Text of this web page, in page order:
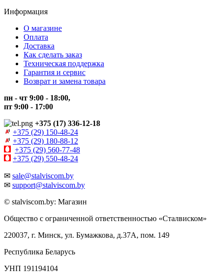
Информация
О магазине
Оплата
Доставка
Как сделать заказ
Техническая поддержка
Гарантия и сервис
Возврат и замена товара
пн - чт 9:00 - 18:00,
пт 9:00 - 17:00
+375 (17) 336-12-18
+375 (29) 150-48-24
+375 (29) 180-88-12
+375 (29) 560-77-48
+375 (29) 550-48-24
✉ sale@stalviscom.by
✉ support@stalviscom.by
© stalviscom.by: Магазин
Общество с ограниченной ответственностью «Сталвиском»
220037, г. Минск, ул. Бумажкова, д.37А, пом. 149
Республика Беларусь
УНП 191194104